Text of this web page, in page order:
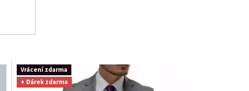
Vrácení zdarma
+ Dárek zdarma